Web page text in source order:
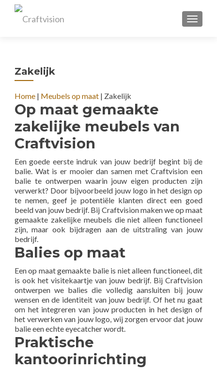
Zakelijk
Home | Meubels op maat | Zakelijk
Op maat gemaakte
zakelijke meubels van
Craftvision
Een goede eerste indruk van jouw bedrijf begint bij de
balie. Wat is er mooier dan samen met Craftvision een
balie te ontwerpen waarin jouw eigen producten zijn
verwerkt? Door bijvoorbeeld jouw logo in het design op
te nemen, geef je potentiële klanten direct een goed
beeld van jouw bedrijf. Bij Craftvision maken we op maat
gemaakte zakelijke meubels die niet alleen functioneel
zijn, maar ook bijdragen aan de uitstraling van jouw
bedrijf.
Balies op maat
Een op maat gemaakte balie is niet alleen functioneel, dit
is ook het visitekaartje van jouw bedrijf. Bij Craftvision
ontwerpen we balies die volledig aansluiten bij jouw
wensen en de identiteit van jouw bedrijf. Of het nu gaat
om het integreren van jouw producten in het design of
het verwerken van jouw logo, wij zorgen ervoor dat jouw
balie een echte eyecatcher wordt.
Praktische
kantoorinrichting